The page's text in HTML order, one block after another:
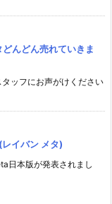
んどん売れていきま
ッフにお声がけください️
イバン メタ)
本版が発表されまし